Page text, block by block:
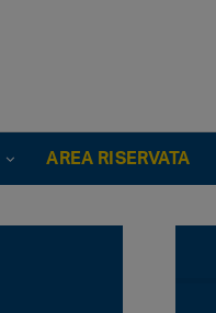
AREA RISERVATA